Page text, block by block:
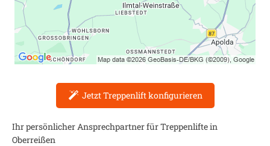
Jetzt Treppenlift konfigurieren
Ihr persönlicher Ansprechpartner für Treppenlifte in
Oberreißen